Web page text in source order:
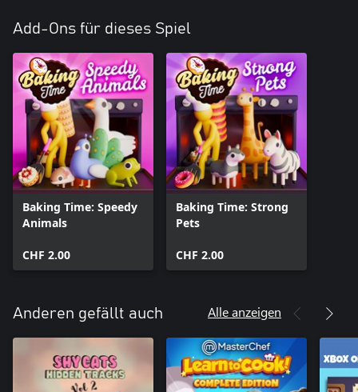
Add-Ons für dieses Spiel
Baking Time: Speedy
Animals
CHF 2.00
Baking Time: Strong
Pets
CHF 2.00
Anderen gefällt auch Alle anzeigen